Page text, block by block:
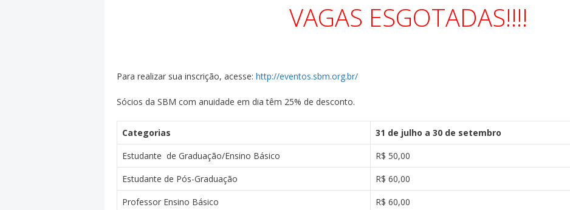
VAGAS ESGOTADAS!!!!
Para realizar sua inscrição, acesse: http://eventos.sbm.org.br/
Sócios da SBM com anuidade em dia têm 25% de desconto.
Categorias 31 de julho a 30 de setembro
Estudante de Graduação/Ensino Básico
R$ 50,00
Estudante de Pós-Graduação
R$ 60,00
Professor Ensino Básico
R$ 60,00